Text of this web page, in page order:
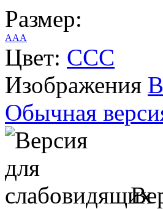
Размер:
AAA
Цвет: CCC
Изображения
Обычная